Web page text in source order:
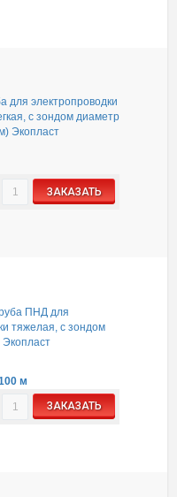
для электропроводки
с зондом диаметр
Экопласт
ЗАКАЗАТЬ
ПНД для
тяжелая, с зондом
м
ЗАКАЗАТЬ